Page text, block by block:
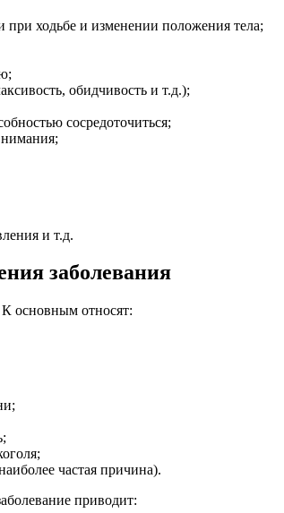
ходьбе и изменении положения тела;
обидчивость и т.д.);
сосредоточиться;
и т.д.
заболевания
основным относят:
частая причина).
приводит: